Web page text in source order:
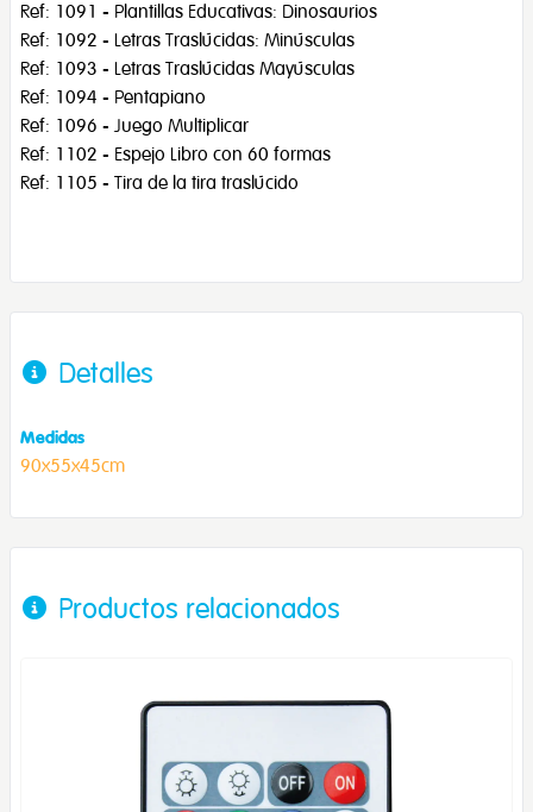
Ref: 1091 - Plantillas Educativas: Dinosaurios
Ref: 1092 - Letras Traslúcidas: Minúsculas
Ref: 1093 - Letras Traslúcidas Mayúsculas
Ref: 1094 - Pentapiano
Ref: 1096 - Juego Multiplicar
Ref: 1102 - Espejo Libro con 60 formas
Ref: 1105 - Tira de la tira traslúcido
Detalles
Medidas
90x55x45cm
Productos relacionados